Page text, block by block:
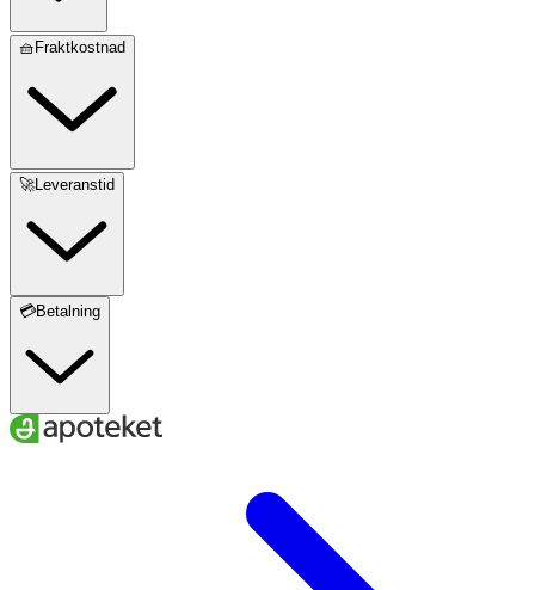
🧺Fraktkostnad
🚀Leveranstid
💳Betalning